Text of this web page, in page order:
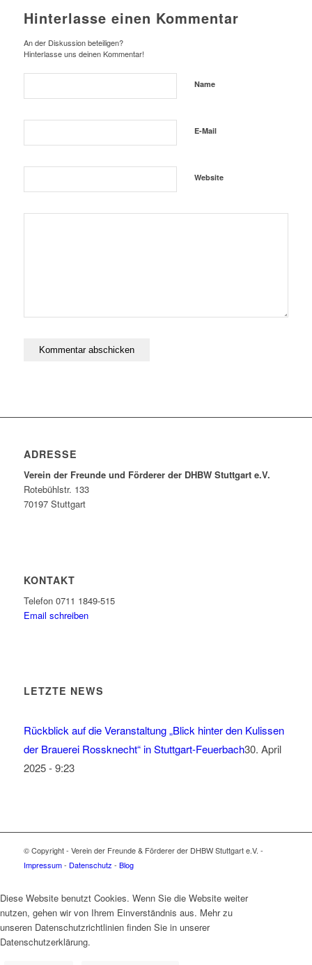
Hinterlasse einen Kommentar
An der Diskussion beteiligen?
Hinterlasse uns deinen Kommentar!
Name
E-Mail
Website
ADRESSE
Verein der Freunde und Förderer der DHBW Stuttgart e.V.
Rotebühlstr. 133
70197 Stuttgart
KONTAKT
Telefon 0711 1849-515
Email schreiben
LETZTE NEWS
Rückblick auf die Veranstaltung „Blick hinter den Kulissen
der Brauerei Rossknecht“ in Stuttgart-Feuerbach30. April
2025 - 9:23
© Copyright - Verein der Freunde & Förderer der DHBW Stuttgart e.V. -
Impressum- Datenschutz - Blog
Diese Website benutzt Cookies. Wenn Sie die Website weiter
nutzen, gehen wir von Ihrem Einverständnis aus. Mehr zu
unseren Datenschutzrichtlinien finden Sie in unserer
Datenschutzerklärung.